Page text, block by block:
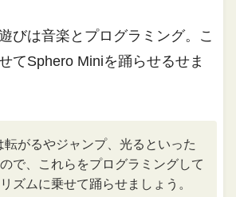
びは音楽とプログラミング。こ
てSphero Miniを踊らせるせま
転がるやジャンプ、光るといった
で、これらをプログラミングして
ズムに乗せて踊らせましょう。